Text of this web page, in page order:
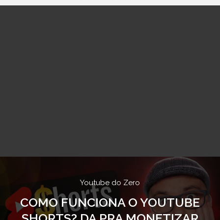
Youtube do Zero
COMO FUNCIONA O YOUTUBE